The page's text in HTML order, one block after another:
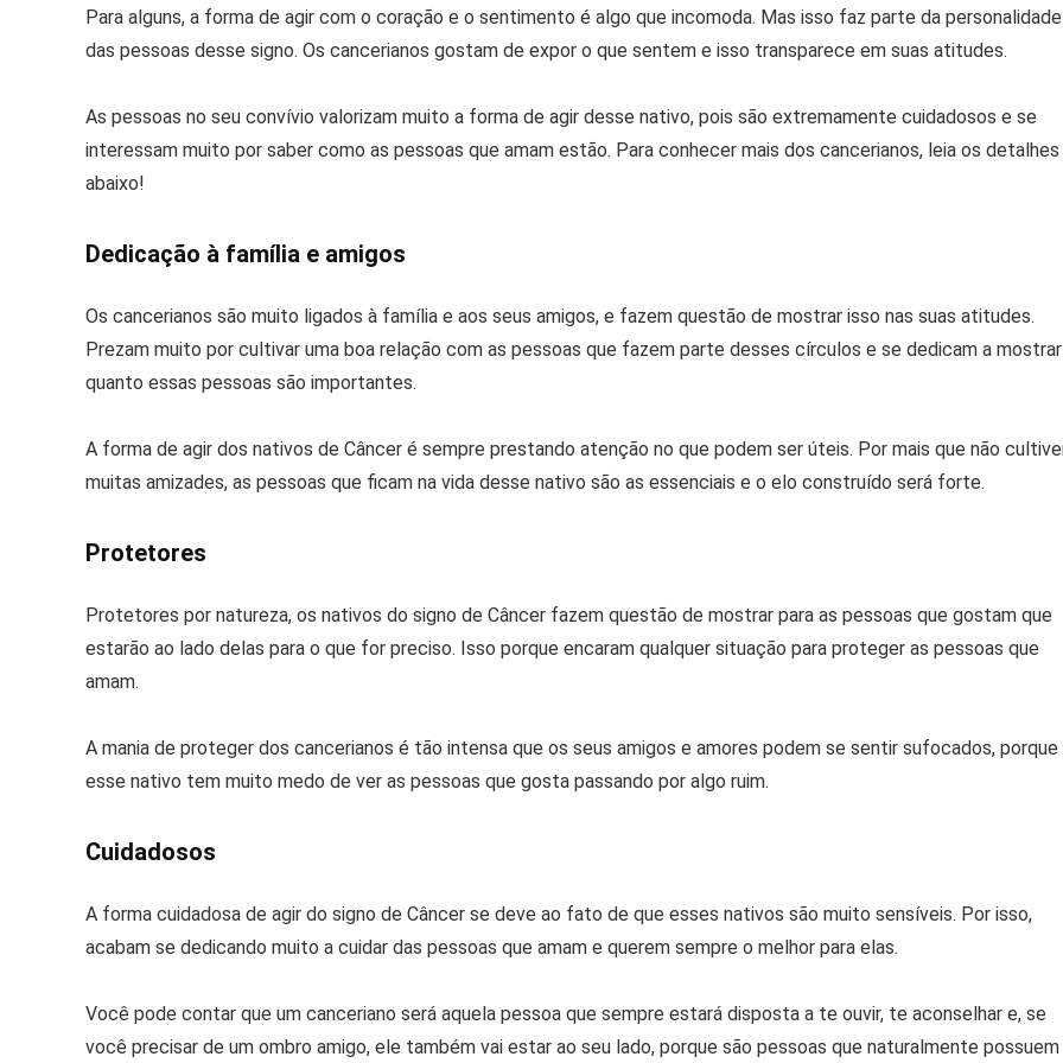
Para alguns, a forma de agir com o coração e o sentimento é algo que incomoda. Mas isso faz parte da personalidade
das pessoas desse signo. Os cancerianos gostam de expor o que sentem e isso transparece em suas atitudes.
As pessoas no seu convívio valorizam muito a forma de agir desse nativo, pois são extremamente cuidadosos e se
interessam muito por saber como as pessoas que amam estão. Para conhecer mais dos cancerianos, leia os detalhes
abaixo!
Dedicação à família e amigos
Os cancerianos são muito ligados à família e aos seus amigos, e fazem questão de mostrar isso nas suas atitudes.
Prezam muito por cultivar uma boa relação com as pessoas que fazem parte desses círculos e se dedicam a
quanto essas pessoas são importantes.
A forma de agir dos nativos de Câncer é sempre prestando atenção no que podem ser úteis. Por mais que não
muitas amizades, as pessoas que ficam na vida desse nativo são as essenciais e o elo construído será forte.
Protetores
Protetores por natureza, os nativos do signo de Câncer fazem questão de mostrar para as pessoas que gostam que
estarão ao lado delas para o que for preciso. Isso porque encaram qualquer situação para proteger as pessoas que
amam.
A mania de proteger dos cancerianos é tão intensa que os seus amigos e amores podem se sentir sufocados, porque
esse nativo tem muito medo de ver as pessoas que gosta passando por algo ruim.
Cuidadosos
A forma cuidadosa de agir do signo de Câncer se deve ao fato de que esses nativos são muito sensíveis. Por isso,
acabam se dedicando muito a cuidar das pessoas que amam e querem sempre o melhor para elas.
Você pode contar que um canceriano será aquela pessoa que sempre estará disposta a te ouvir, te aconselhar e, se
você precisar de um ombro amigo, ele também vai estar ao seu lado, porque são pessoas que naturalmente